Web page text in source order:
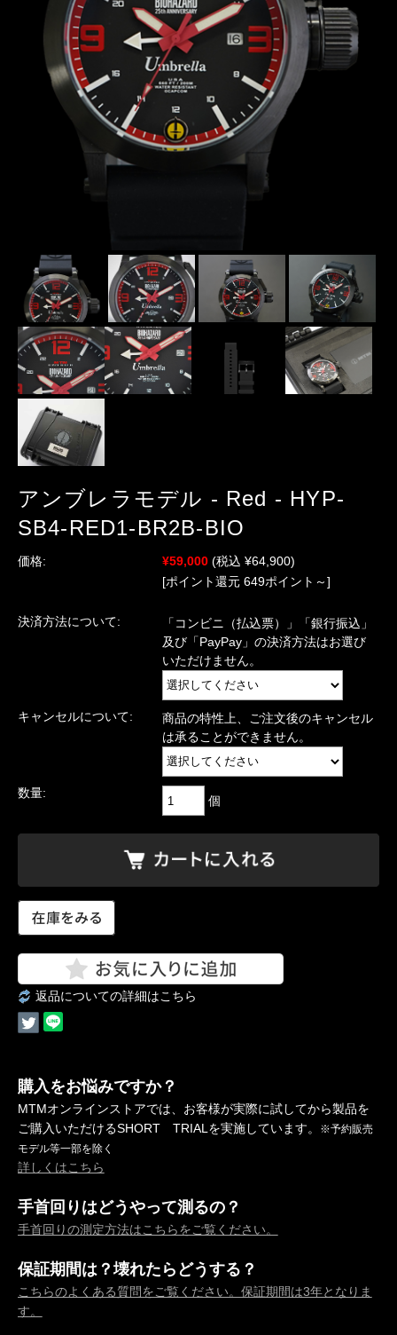
アンブレラモデル - Red - HYP-
SB4-RED1-BR2B-BIO
価格: ¥59,000 (税込 ¥64,900)
[ポイント還元 649ポイント～]
決済方法について:
「コンビニ（払込票）」「銀行振込」
及び「PayPay」の決済方法はお選び
いただけません。
キャンセルについて:
商品の特性上、ご注文後のキャンセル
は承ることができません。
数量:
個
返品についての詳細はこちら
購入をお悩みですか？
MTMオンラインストアでは、お客様が実際に試してから製品を
ご購入いただけるSHORT TRIALを実施しています。
※予約販売
モデル等一部を除く
詳しくはこちら
手首回りはどうやって測るの？
手首回りの測定方法はこちらをご覧ください。
保証期間は？壊れたらどうする？
こちらのよくある質問をご覧ください。保証期間は3年となりま
す。